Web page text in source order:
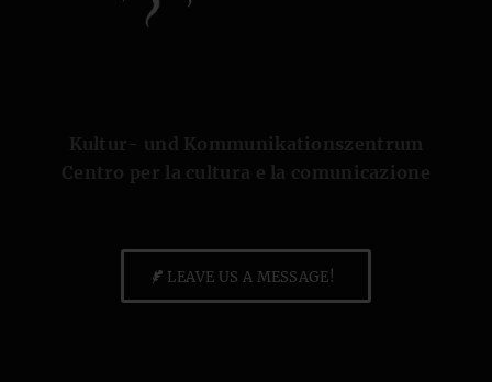
Kultur- und Kommunikationszentrum
Centro per la cultura e la comunicazione
LEAVE US A MESSAGE!